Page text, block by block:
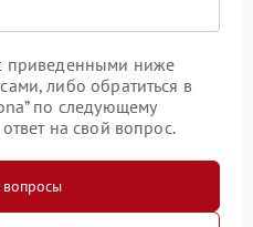
приведенными ниже
либо обратиться в
по следующему
на свой вопрос.